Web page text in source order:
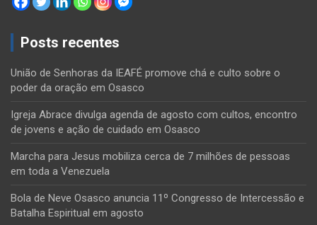
Posts recentes
União de Senhoras da IEAFÉ promove chá e culto sobre o
poder da oração em Osasco
Igreja Abrace divulga agenda de agosto com cultos, encontro
de jovens e ação de cuidado em Osasco
Marcha para Jesus mobiliza cerca de 7 milhões de pessoas
em toda a Venezuela
Bola de Neve Osasco anuncia 11º Congresso de Intercessão e
Batalha Espiritual em agosto